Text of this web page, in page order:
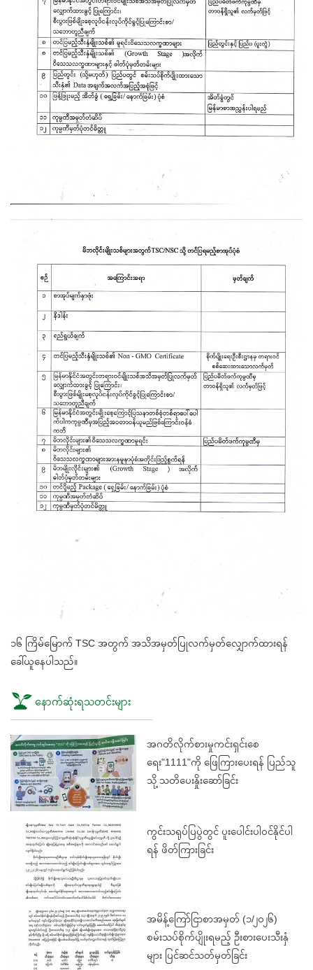
၁၆ ကြိမ်မြောက် TSC အတွက် အသိအမှတ်ပြုလက်မှတ်လျှောက်ထားရန်
ခေါ်ယူနေပါသည်။
နောက်ဆုံးရသတင်းများ
အဂတိလိုက်စားမှုကင်းရှင်းစေ
ရေး"1111"ကို ဖြေကြားပေးရန် ပြည်သူ
သို့ သတိပေးနှိုးဆော်ခြင်း
ကွင်းသရုပ်ပြပွဲတွင် ပူးပေါင်းပါဝင်နိုင်ပါ
ရန် ဖိတ်ကြားခြင်း
အမိန့်ကြော်ငြာစာအမှတ် (၁/၂၀၂၆)
စမ်းသပ်စိုက်ပျိုးရမည့် ဦးစားပေးသီးနှံ
များ ပြင်ဆင်သတ်မှတ်ခြင်း